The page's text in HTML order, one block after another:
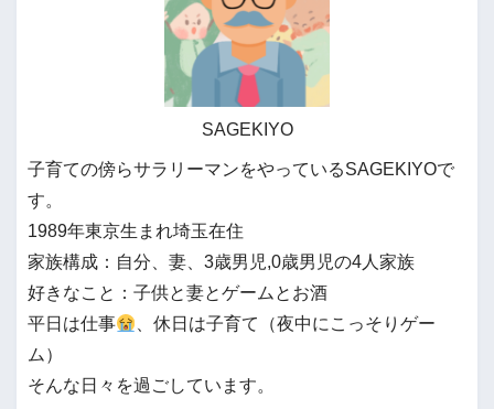
SAGEKIYO
子育ての傍らサラリーマンをやっているSAGEKIYOで
す。
1989年東京生まれ埼玉在住
家族構成：自分、妻、3歳男児,0歳男児の4人家族
好きなこと：子供と妻とゲームとお酒
平日は仕事
、休日は子育て（夜中にこっそりゲー
ム）
そんな日々を過ごしています。